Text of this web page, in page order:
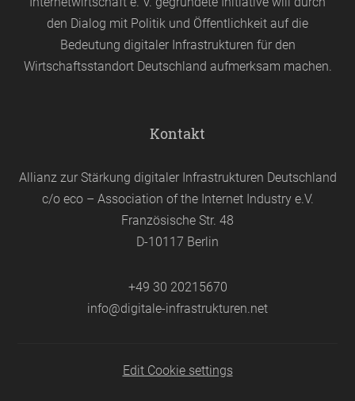
den Dialog mit Politik und Öffentlichkeit auf die
Bedeutung digitaler Infrastrukturen für den
Wirtschaftsstandort Deutschland aufmerksam machen.
Kontakt
Allianz zur Stärkung digitaler Infrastrukturen Deutschland
c/o eco – Association of the Internet Industry e.V.
Französische Str. 48
D-10117 Berlin
+49 30 20215670
info@digitale-infrastrukturen.net
Edit Cookie settings